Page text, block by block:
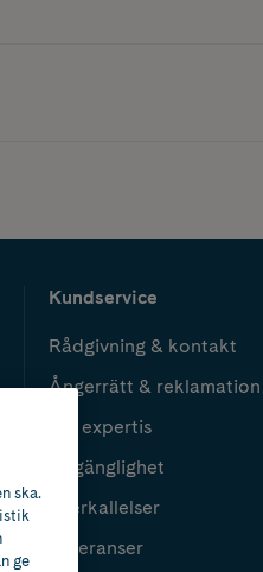
Kundservice
Rådgivning & kontakt
Ångerrätt & reklamation
Vår expertis
Tillgänglighet
Återkallelser
Leveranser
ska.
ge